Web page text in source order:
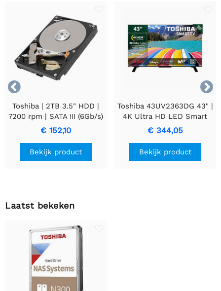


Toshiba | 2TB 3.5" HDD |
7200 rpm | SATA III (6Gb/s)
€ 152,10
Bekijk product
Toshiba 43UV2363DG 43" |
4K Ultra HD LED Smart
TV | VIDAA + Wifi | Dolby
Vision | 50Hz
€ 344,05
Bekijk product
Laatst bekeken